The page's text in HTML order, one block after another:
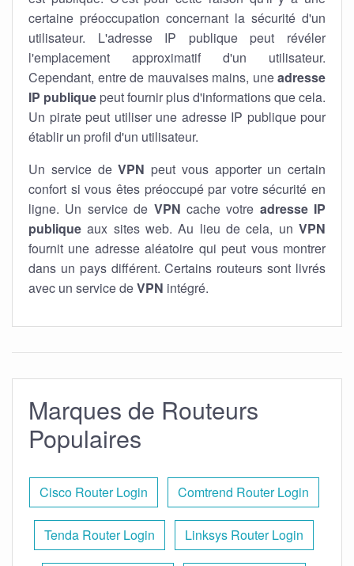
certaine préoccupation concernant la sécurité d'un
utilisateur. L'adresse IP publique peut révéler
l'emplacement approximatif d'un utilisateur.
Cependant, entre de mauvaises mains, uneadresse
IP publique peut fournir plus d'informations que cela.
Un pirate peut utiliser une adresse IP publique pour
établir un profil d'un utilisateur.
Un service deVPN peut vous apporter un certain
confort si vous êtes préoccupé par votre sécurité en
ligne. Un service de VPN cache votre adresse IP
publique aux sites web. Au lieu de cela, un VPN
fournit une adresse aléatoire qui peut vous montrer
dans un pays différent. Certains routeurs sont livrés
avec un service deVPN intégré.
Marques de Routeurs
Populaires
Cisco Router Login Comtrend Router Login
Tenda Router Login Linksys Router Login